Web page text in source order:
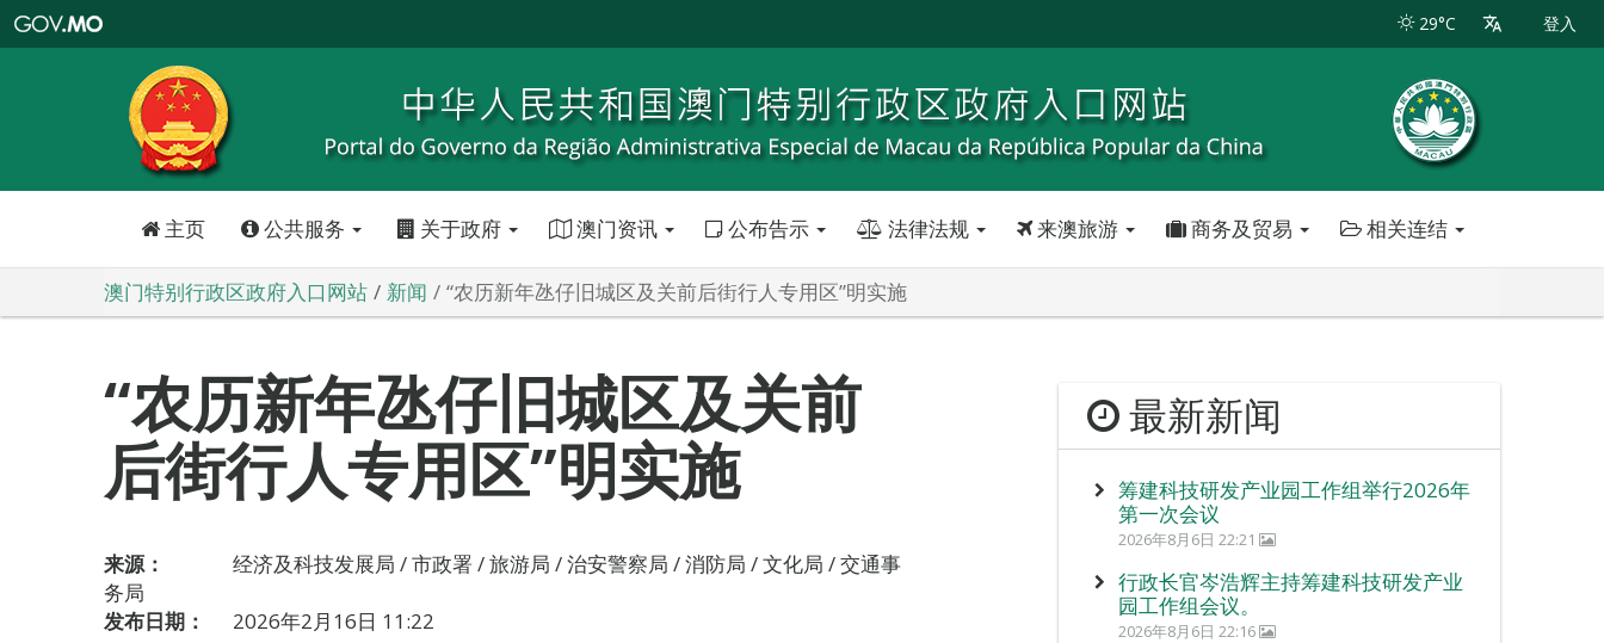
特
政
区
政
口
29°C 登入
主页 公共服务 关于政府 澳门资讯 公布告示 法律法规 来澳旅游 商务及贸易 相关连结
澳门特别行政区政府入口网站 新闻 “农历新年氹仔旧城区及关前后街行人专用区”明实施
“农历新年氹仔旧城区及关前
后街行人专用区”明实施
来源：
经济及科技发展局 / 市政署 / 旅游局 / 治安警察局 / 消防局 / 文化局 / 交通事
务局
发布日期：
2026年2月16日 11:22
最新新闻
筹建科技研发产业园工作组举行2026年
第一次会议
2026年8月6日 22:21
行政长官岑浩辉主持筹建科技研发产业
园工作组会议。
2026年8月6日 22:16